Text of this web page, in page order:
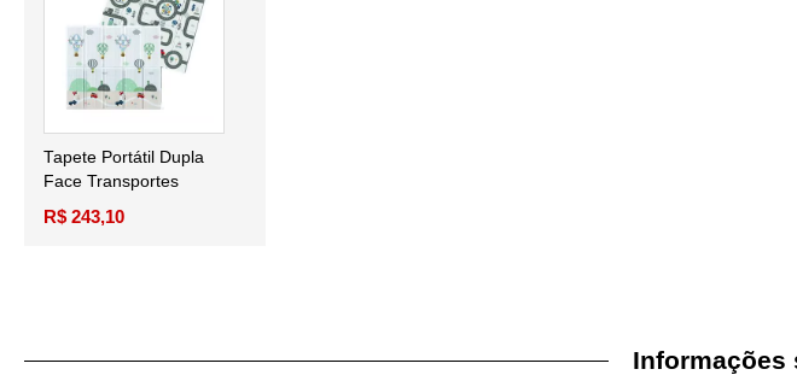
Tapete Portátil Dupla
Face Transportes
R$ 243,10
Informações